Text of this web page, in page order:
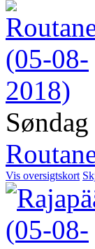
Vis oversigtskort